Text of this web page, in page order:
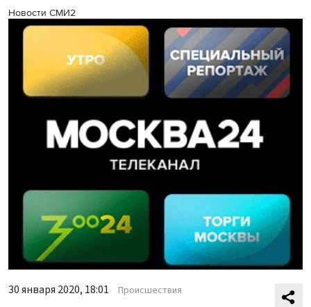
Новости СМИ2
30 января 2020, 18:01 Происшествия